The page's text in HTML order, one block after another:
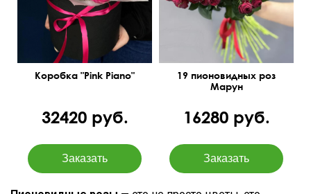
Коробка "Pink Piano"
32420 руб.
19 пионовидных роз
Марун
16280 руб.